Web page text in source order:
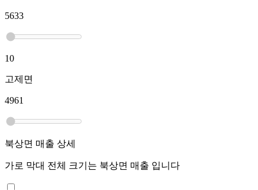
5633
10
고제면
4961
북상면 매출 상세
가로 막대 전체 크기는 북상면 매출 입니다